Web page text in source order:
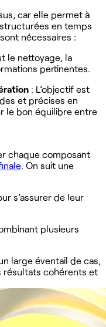
car elle permet à
structurées en temps
nécessaires :
le nettoyage, la
pertinentes.
: L’objectif est
et précises en
le bon équilibre entre
chaque composant
. On suit une
s’assurer de leur
plusieurs
large éventail de cas,
résultats cohérents et